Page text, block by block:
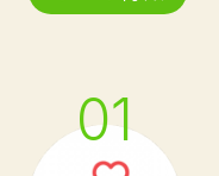
01